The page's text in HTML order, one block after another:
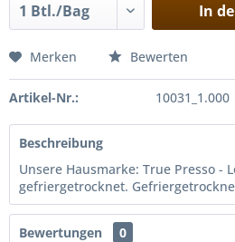
In
Merken Bewerten
Artikel-Nr.: 10031_1.000
Beschreibung
Unsere Hausmarke: True Presso -
gefriergetrocknet.
Bewertungen
0